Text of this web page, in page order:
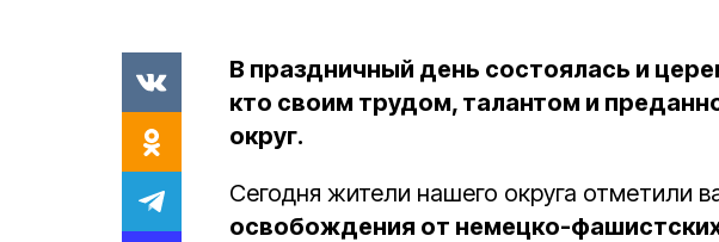
В праздничный день состоялась и
кто своим трудом, талантом и
округ.
Сегодня жители нашего округа отметили
освобождения от немецко-